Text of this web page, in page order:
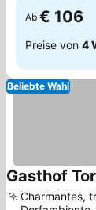
Ab € 106
Preise von 4
Beliebte Wahl
Gasthof
Charmantes,